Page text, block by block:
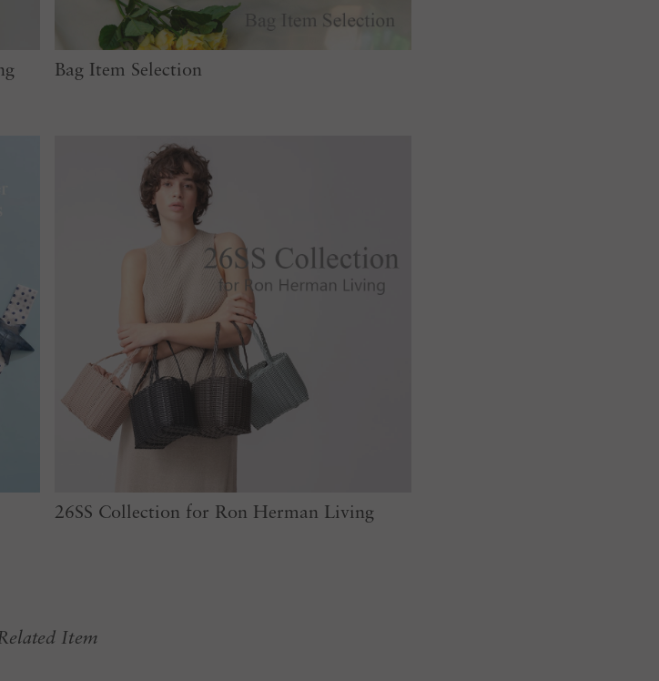
Bag Item Selection
26SS Collection for Ron Herman Living
Item